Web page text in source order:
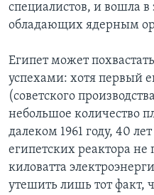
специалистов, и вошла в
обладающих ядерным
Египет может
успехами: хотя первый
(советского
небольшое количество
далеком 1961 году, 40
египетских реактора не
киловатта
утешить лишь тот факт,